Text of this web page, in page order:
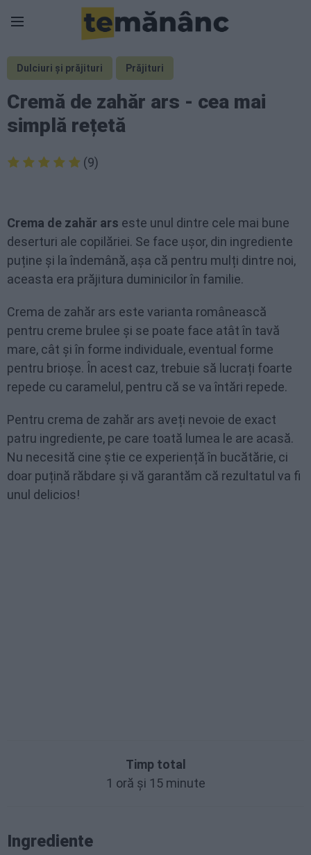
Dulciuri și prăjituri Prăjituri
Cremă de zahăr ars - cea mai
simplă rețetă
(9)
Crema de zahăr ars este unul dintre cele mai bune
deserturi ale copilăriei. Se face ușor, din ingrediente
puține și la îndemână, așa că pentru mulți dintre noi,
aceasta era prăjitura duminicilor în familie.
Crema de zahăr ars este varianta românească
pentru creme brulee și se poate face atât în tavă
mare, cât și în forme individuale, eventual forme
pentru brioșe. În acest caz, trebuie să lucrați foarte
repede cu caramelul, pentru că se va întări repede.
Pentru crema de zahăr ars aveți nevoie de exact
patru ingrediente, pe care toată lumea le are acasă.
Nu necesită cine știe ce experiență în bucătărie, ci
doar puțină răbdare și vă garantăm că rezultatul va fi
unul delicios!
Timp total
1 oră și 15 minute
Ingrediente